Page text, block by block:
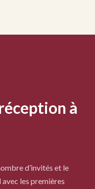
à
d’invités et le
avec les premières